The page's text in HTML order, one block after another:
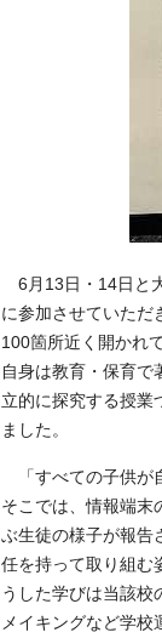
6月13日・14日と
に参加させていただ
100箇所近く開かれ
自身は教育・保育で
立的に探究する授業
ました。
「すべての子供が
そこでは、情報端末
ぶ生徒の様子が報告
任を持って取り組む
うした学びは当該校
メイキングなど学校